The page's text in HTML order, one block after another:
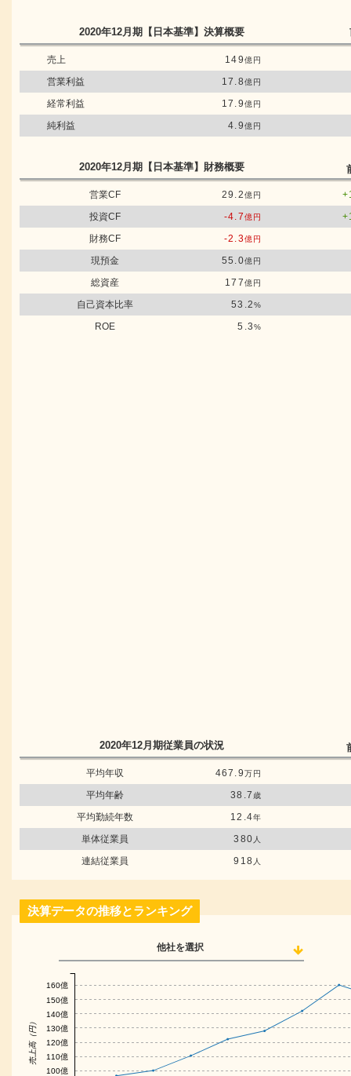
2020年12月期 【日本基準】決算概要
売上 149億円
営業利益 17.8億円
経常利益 17.9億円
純利益 4.9億円
2020年12月期 【日本基準】 財務概要
営業CF 29.2億円
投資CF
-4.7億円
財務CF
-2.3億円
現預金 55.0億円
総資産 177億円
自己資本比率 53.2%
ROE 5.3%
2020年12月期従業員の状況
平均年収 467.9万円
平均年齢 38.7 歳
平均勤続年数 12.4年
単体従業員 380 人
連結従業員 918 人
決算データの推移とランキング
他社を選択
売上高（円）
100億
110億
120億
130億
140億
150億
160億